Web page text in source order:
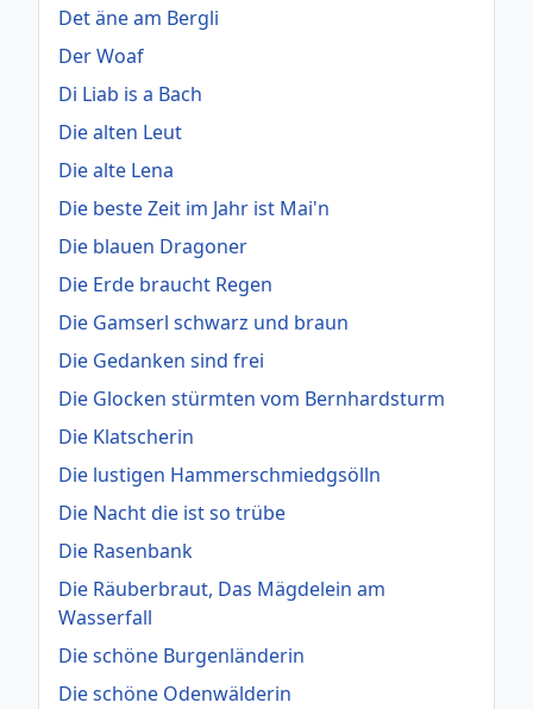
Det äne am Bergli
Der Woaf
Di Liab is a Bach
Die alten Leut
Die alte Lena
Die beste Zeit im Jahr ist Mai'n
Die blauen Dragoner
Die Erde braucht Regen
Die Gamserl schwarz und braun
Die Gedanken sind frei
Die Glocken stürmten vom Bernhardsturm
Die Klatscherin
Die lustigen Hammerschmiedgsölln
Die Nacht die ist so trübe
Die Rasenbank
Die Räuberbraut, Das Mägdelein am
Wasserfall
Die schöne Burgenländerin
Die schöne Odenwälderin